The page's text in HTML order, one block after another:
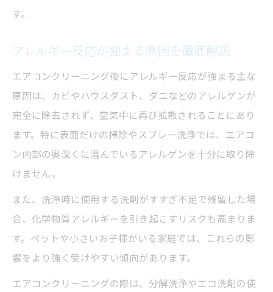
エコ洗剤対応業者の比較と選択基準
アレルギー対策に有効な掃除法まとめ
家族全員が安心できる工夫ポイント一覧
ハウスダスト・カビ徹底除去の秘訣
長期的に快適な空気環境を保つコツ
す。
アレルギー反応が強まる原因を徹底解説
エアコンクリーニング後にアレルギー反応が強まる主な
原因は、カビやハウスダスト、ダニなどのアレルゲンが
完全に除去されず、空気中に再び拡散されることにあり
ます。特に表面だけの掃除やスプレー洗浄では、エアコ
ン内部の奥深くに潜んでいるアレルゲンを十分に取り除
けません。
また、洗浄時に使用する洗剤がすすぎ不足で残留した場
合、化学物質アレルギーを引き起こすリスクも高まりま
す。ペットや小さいお子様がいる家庭では、これらの影
響をより強く受けやすい傾向があります。
エアコンクリーニングの際は、分解洗浄やエコ洗剤の使